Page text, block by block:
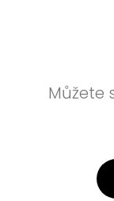
Můžete